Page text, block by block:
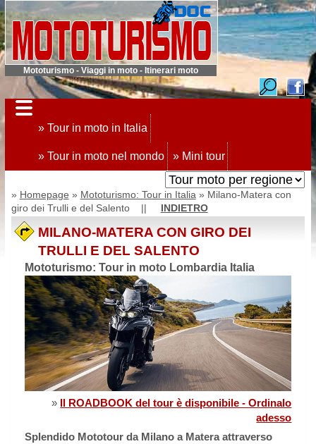
Mototurismo - Viaggi in moto - Itinerari moto
» Tour in moto in Italia
» Tour in moto nel mondo » Mini tour
» Homepage » Mototurismo: Tour in Italia » Milano-Matera con
giro dei Trulli e del Salento || INDIETRO
MILANO-MATERA CON GIRO DEI
TRULLI E DEL SALENTO
Mototurismo: Tour in moto Lombardia Italia
» Il ROADBOOK del tour è disponibile - Ordinalo
adesso
Splendido Mototour da Milano a Matera attraverso